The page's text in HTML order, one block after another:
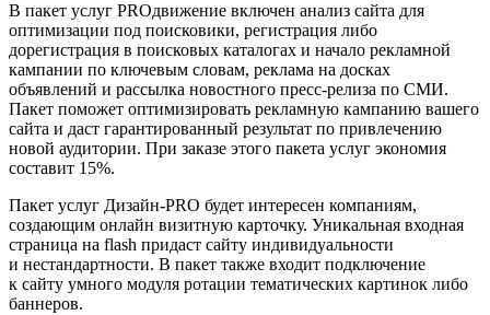
В пакет услуг PROдвижение включен анализ сайта для
оптимизации под поисковики, регистрация либо
дорегистрация в поисковых каталогах и начало рекламной
кампании по ключевым словам, реклама на досках
объявлений и рассылка новостного пресс-релиза по СМИ.
Пакет поможет оптимизировать рекламную кампанию вашего
сайта и даст гарантированный результат по привлечению
новой аудитории. При заказе этого пакета услуг экономия
составит 15%.
Пакет услуг Дизайн-PRO будет интересен компаниям,
создающим онлайн визитную карточку. Уникальная входная
страница на flash придаст сайту индивидуальности
и нестандартности. В пакет также входит подключение
к сайту умного модуля ротации тематических картинок либо
баннеров.